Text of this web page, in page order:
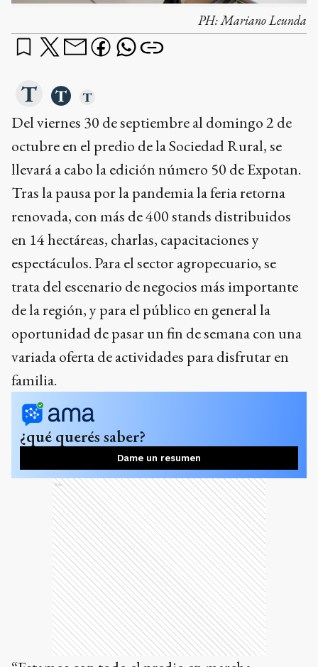
PH:Mariano Leunda
Del viernes 30 de septiembre al domingo 2 de
octubre en el predio de la Sociedad Rural, se
llevará a cabo la edición número 50 de Expotan.
Tras la pausa por la pandemia la feria retorna
renovada, con más de 400 stands distribuidos
en 14 hectáreas, charlas, capacitaciones y
espectáculos. Para el sector agropecuario, se
trata del escenario de negocios más importante
de la región, y para el público en general la
oportunidad de pasar un fin de semana con una
variada oferta de actividades para disfrutar en
familia.
¿qué querés saber?
Dame un resumen
Ads